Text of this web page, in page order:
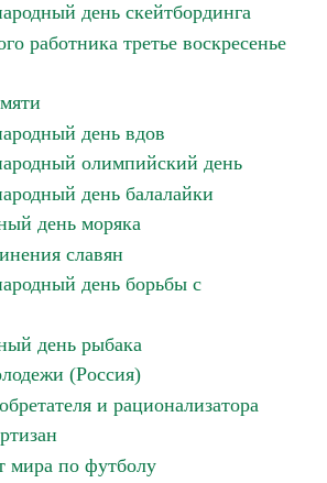
день скейтбординга
работника третье воскресенье
день вдов
олимпийский день
день балалайки
день моряка
славян
день борьбы с
день рыбака
(Россия)
и рационализатора
по футболу